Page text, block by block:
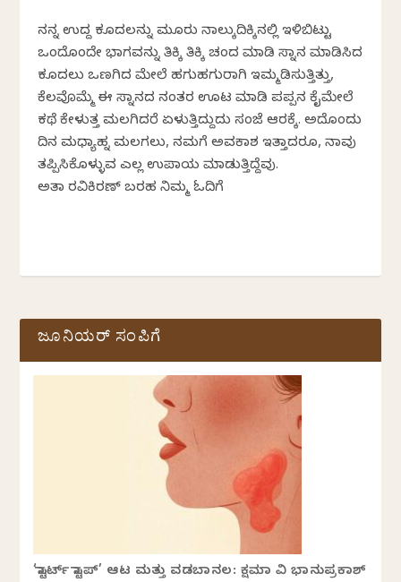
ನನ್ನ ಉದ್ದ ಕೂದಲನ್ನು ಮೂರು ನಾಲ್ಕುದಿಕ್ಕಿನಲ್ಲಿ ಇಳಿಬಿಟ್ಟು
ಒಂದೊಂದೇ ಭಾಗವನ್ನು ತಿಕ್ಕಿ ತಿಕ್ಕಿ ಚಂದ ಮಾಡಿ ಸ್ನಾನ ಮಾಡಿಸಿದ
ಕೂದಲು ಒಣಗಿದ ಮೇಲೆ ಹಗುಹಗುರಾಗಿ ಇಮ್ಮಡಿಸುತ್ತಿತ್ತು,
ಕೆಲವೊಮ್ಮೆ ಈ ಸ್ನಾನದ ನಂತರ ಊಟ ಮಾಡಿ ಪಪ್ಪನ ಕೈಮೇಲೆ
ಕಥೆ ಕೇಳುತ್ತ ಮಲಗಿದರೆ ಏಳುತ್ತಿದ್ದುದು ಸಂಜೆ ಆರಕ್ಕೆ. ಅದೊಂದು
ದಿನ ಮಧ್ಯಾಹ್ನ ಮಲಗಲು, ನಮಗೆ ಅವಕಾಶ ಇತ್ತಾದರೂ, ನಾವು
ತಪ್ಪಿಸಿಕೊಳ್ಳುವ ಎಲ್ಲ ಉಪಾಯ ಮಾಡುತ್ತಿದ್ದೆವು.
ಅಮಿತಾ ರವಿಕಿರಣ್‌ ಬರಹ ನಿಮ್ಮ ಓದಿಗೆ
ಜೂನಿಯರ್ ಸಂಪಿಗೆ
‘ಸ್ಟಾರ್ಟ್ ಸ್ಟಾಪ್’ ಆಟ ಮತ್ತು ವಡಬಾನಲ: ಕ್ಷಮಾ ವಿ ಭಾನುಪ್ರಕಾಶ್